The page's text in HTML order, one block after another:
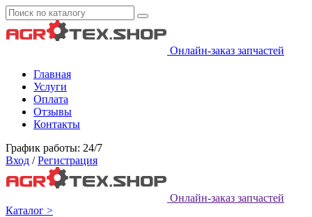
Онлайн-заказ запчастей
Главная
Услуги
Оплата
Отзывы
Контакты
График работы: 24/7
Вход / Регистрация
Онлайн-заказ запчастей
Каталог >